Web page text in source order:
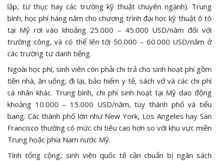
lập, tư thục hay các trường kỹ thuật chuyên ngành). Trung
bình, học phí hàng năm cho chương trình đại học kỹ thuật ô tô
tại Mỹ rơi vào khoảng 25.000 – 45.000 USD/năm đối với
trường công, và có thể lên tới 50.000 – 60.000 USD/năm ở
các trường tư danh tiếng.
Ngoài học phí, sinh viên còn phải chi trả cho sinh hoạt phí gồm
tiền nhà, ăn uống, đi lại, bảo hiểm y tế, sách vở và các chi phí
cá nhân khác. Trung bình, chi phí sinh hoạt tại Mỹ dao động
khoảng 10.000 – 15.000 USD/năm, tùy thành phố và tiểu
bang. Các thành phố lớn như New York, Los Angeles hay San
Francisco thường có mức chi tiêu cao hơn so với khu vực miền
Trung hoặc phía Nam nước Mỹ.
Tính tổng cộng, sinh viên quốc tế cần chuẩn bị ngân sách